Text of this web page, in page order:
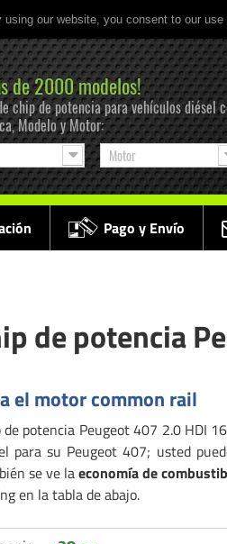
our website, you consent to our
de 2000 modelos!
chip de potencia para vehículos diésel
Modelo y Motor:
Motor
Pago y Envío
de potencia
el motor common rail
de potencia Peugeot 407 2.0 HDI
para su Peugeot 407; usted
se ve laeconomía de
en la tabla de abajo.